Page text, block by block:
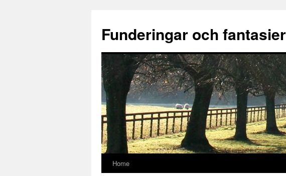
Funderingar och fantasier
SkipHome